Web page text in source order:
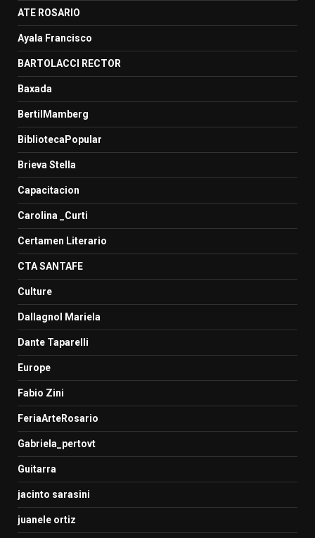
ATE ROSARIO
Ayala Francisco
BARTOLACCI RECTOR
Baxada
BertilMamberg
BibliotecaPopular
Brieva Stella
Capacitacion
Carolina _Curti
Certamen Literario
CTA SANTAFE
Culture
Dallagnol Mariela
Dante Taparelli
Europe
Fabio Zini
FeriaArteRosario
Gabriela_pertovt
Guitarra
jacinto sarasini
juanele ortiz